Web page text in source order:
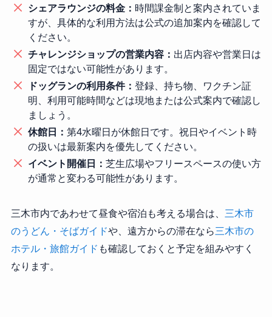
シェアラウンジの料金： 時間課金制と案内されていま
すが、具体的な利用方法は公式の追加案内を確認して
ください。
チャレンジショップの営業内容： 出店内容や営業日は
固定ではない可能性があります。
ドッグランの利用条件： 登録、持ち物、ワクチン証
明、利用可能時間などは現地または公式案内で確認し
ましょう。
休館日： 第4水曜日が休館日です。祝日やイベント時
の扱いは最新案内を優先してください。
イベント開催日： 芝生広場やフリースペースの使い方
が通常と変わる可能性があります。
三木市内であわせて昼食や宿泊も考える場合は、 三木市
のうどん・そばガイドや、遠方からの滞在なら三木市の
ホテル・旅館ガイド も確認しておくと予定を組みやすく
なります。